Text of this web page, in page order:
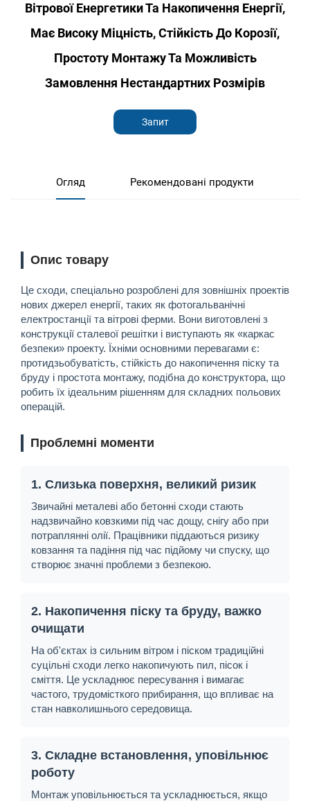
Вітрової Енергетики Та Накопичення Енергії,
Має Високу Міцність, Стійкість До Корозії,
Простоту Монтажу Та Можливість
Замовлення Нестандартних Розмірів
Запит
Огляд Рекомендовані продукти
Опис товару
Це сходи, спеціально розроблені для зовнішніх проектів
нових джерел енергії, таких як фотогальванічні
електростанції та вітрові ферми. Вони виготовлені з
конструкції сталевої решітки і виступають як «каркас
безпеки» проекту. Їхніми основними перевагами є:
протидзьобуватість, стійкість до накопичення піску та
бруду і простота монтажу, подібна до конструктора, що
робить їх ідеальним рішенням для складних польових
операцій.
Проблемні моменти
1. Слизька поверхня, великий ризик
Звичайні металеві або бетонні сходи стають
надзвичайно ковзкими під час дощу, снігу або при
потраплянні олії. Працівники піддаються ризику
ковзання та падіння під час підйому чи спуску, що
створює значні проблеми з безпекою.
2. Накопичення піску та бруду, важко
очищати
На об'єктах із сильним вітром і піском традиційні
суцільні сходи легко накопичують пил, пісок і
сміття. Це ускладнює пересування і вимагає
частого, трудомісткого прибирання, що впливає на
стан навколишнього середовища.
3. Складне встановлення, уповільнює
роботу
Монтаж уповільнюється та ускладнюється, якщо